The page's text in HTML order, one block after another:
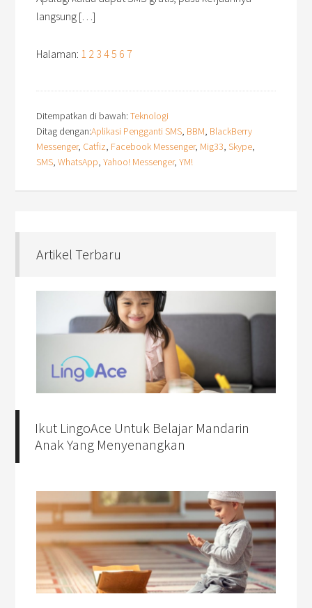
langsung […]
Halaman: 1 2 3 45 6 7
Ditempatkan di bawah:Teknologi
Ditag dengan:Aplikasi Pengganti SMS, BBM, BlackBerry
Messenger, Catfiz, Facebook Messenger, Mig33,Skype,
SMS,WhatsApp,Yahoo! Messenger,YM!
Artikel Terbaru
Ikut LingoAce Untuk Belajar Mandarin
Anak Yang Menyenangkan